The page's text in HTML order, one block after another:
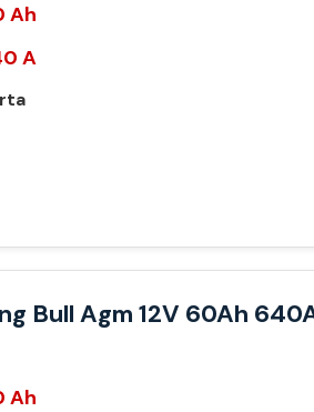
Ah
A
Bull Agm 12V 60Ah
Ah